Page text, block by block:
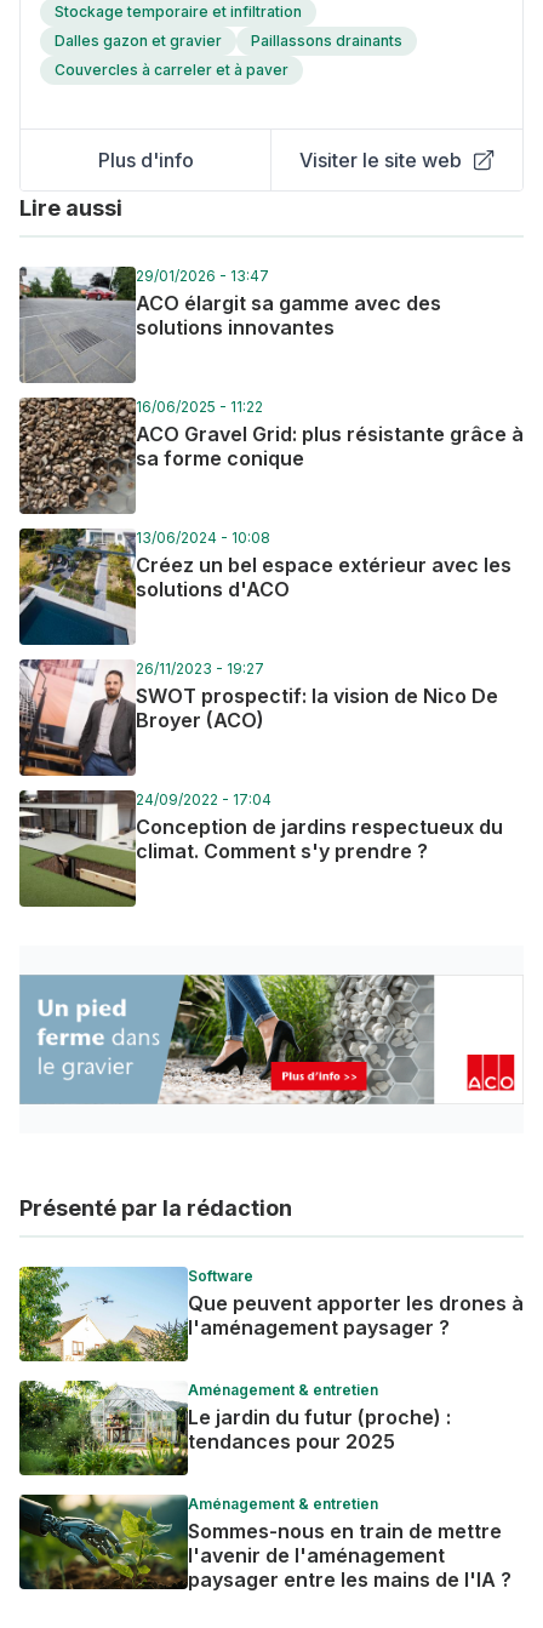
Stockage temporaire et infiltration
Dalles gazon et gravier
Paillassons drainants
Couvercles à carreler et à paver
Plus d'info Visiter le site web
Lire aussi
29/01/2026 - 13:47
ACO élargit sa gamme avec des
solutions innovantes
16/06/2025 - 11:22
ACO Gravel Grid: plus résistante grâce à
sa forme conique
13/06/2024 - 10:08
Créez un bel espace extérieur avec les
solutions d'ACO
26/11/2023 - 19:27
SWOT prospectif: la vision de Nico De
Broyer (ACO)
24/09/2022 - 17:04
Conception de jardins respectueux du
climat. Comment s'y prendre ?
Présenté par la rédaction
Software
Que peuvent apporter les drones à
l'aménagement paysager ?
Aménagement & entretien
Le jardin du futur (proche) :
tendances pour 2025
Aménagement & entretien
Sommes-nous en train de mettre
l'avenir de l'aménagement
paysager entre les mains de l'IA ?